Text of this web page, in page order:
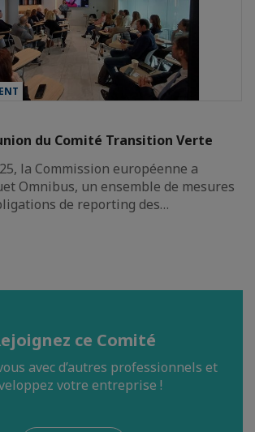
du Comité Transition Verte
la Commission européenne a
Omnibus, un ensemble de mesures
de reporting des…
ce Comité
avec d’autres professionnels et
votre entreprise !